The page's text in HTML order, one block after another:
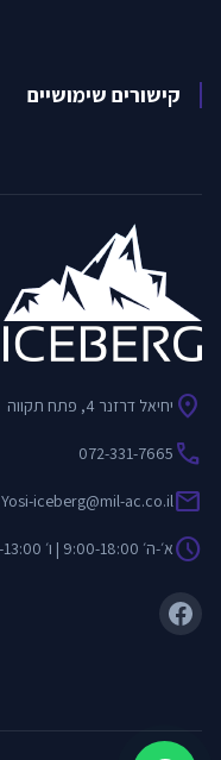
קישורים שימושיים
location_on יחיאל דרזנר 4, פתח תקווה
call
072-331-7665
mail
Yosi-iceberg@mil-ac.co.il
scheduleא׳-ה׳ 9:00-18:00 | ו׳ 9:00-13:00